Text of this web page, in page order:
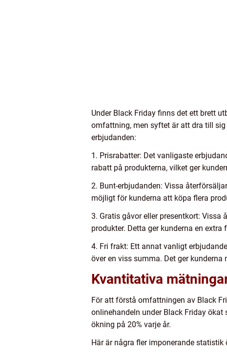
Under Black Friday finns det ett brett
omfattning, men syftet är att dra till
erbjudanden:
1. Prisrabatter: Det vanligaste
rabatt på produkterna, vilket ger
2. Bunt-erbjudanden: Vissa
möjligt för kunderna att köpa flera
3. Gratis gåvor eller presentkort:
produkter. Detta ger kunderna en
4. Fri frakt: Ett annat vanligt
över en viss summa. Det ger
Kvantitativa
För att förstå omfattningen av Black
onlinehandeln under Black Friday
ökning på 20% varje år.
Här är några fler imponerande statistik